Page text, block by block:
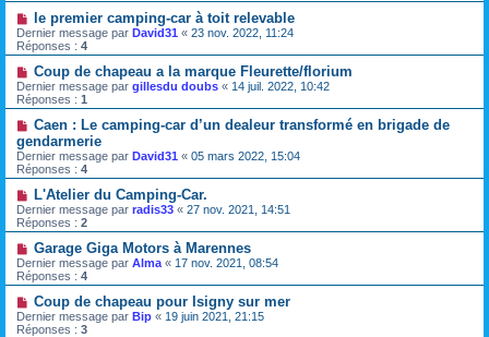
le premier camping-car à toit relevable
Dernier message par David31 « 23 nov. 2022, 11:24
Réponses : 4
Coup de chapeau a la marque Fleurette/florium
Dernier message par gillesdu doubs « 14 juil. 2022, 10:42
Réponses : 1
Caen : Le camping-car d’un dealeur transformé en brigade de
gendarmerie
Dernier message par David31 « 05 mars 2022, 15:04
Réponses : 4
L'Atelier du Camping-Car.
Dernier message par radis33 « 27 nov. 2021, 14:51
Réponses : 2
Garage Giga Motors à Marennes
Dernier message par Alma « 17 nov. 2021, 08:54
Réponses : 4
Coup de chapeau pour Isigny sur mer
Dernier message par Bip « 19 juin 2021, 21:15
Réponses : 3